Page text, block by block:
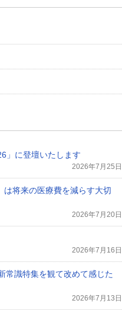
」に登壇いたします
2026年7月25日
将来の医療費を減らす大切
2026年7月20日
2026年7月16日
常識特集を観て改めて感じた
2026年7月13日